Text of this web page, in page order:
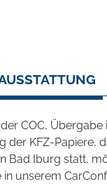
COC,
der KFZ-
Bad Iburg statt,
unserem